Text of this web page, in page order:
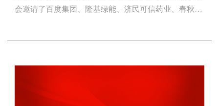
会邀请了百度集团、隆基绿能、济民可信药业、春秋旅
况和存在的困难问题，以及对宏观政策落实情况的真切